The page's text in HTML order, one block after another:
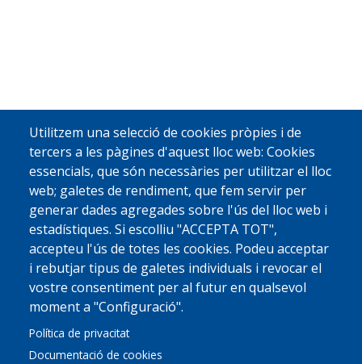
Utilitzem una selecció de cookies pròpies i de
tercers a les pàgines d'aquest lloc web: Cookies
essencials, que són necessàries per utilitzar el lloc
web; galetes de rendiment, que fem servir per
generar dades agregades sobre l'ús del lloc web i
estadístiques. Si escolliu "ACCEPTA TOT",
accepteu l'ús de totes les cookies. Podeu acceptar
i rebutjar tipus de galetes individuals i revocar el
vostre consentiment per al futur en qualsevol
moment a "Configuració".
Política de privacitat
Documentació de cookies